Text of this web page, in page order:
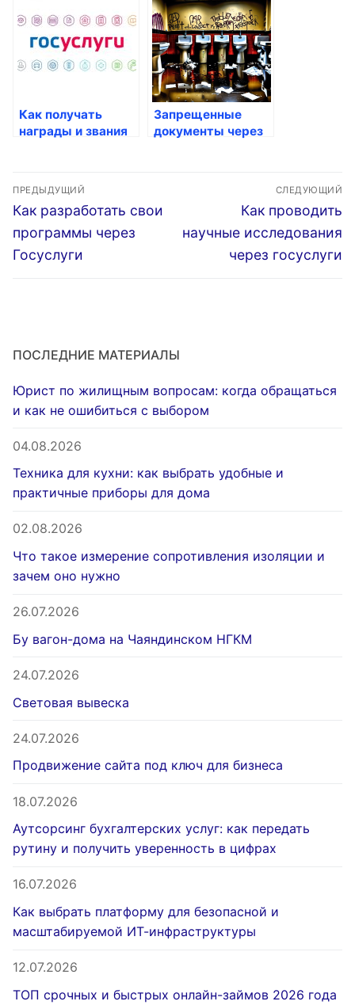
Госуслуги
Как получать
награды и звания
Запрещенные
документы через
Навигация
по
записям
ПРЕДЫДУЩИЙ
Предыдущая
запись:
Как разработать свои
программы через
Госуслуги
СЛЕДУЮЩИЙ
Следующая
запись:
Как проводить
научные исследования
через госуслуги
ПОСЛЕДНИЕ МАТЕРИАЛЫ
Юрист по жилищным вопросам: когда обращаться
и как не ошибиться с выбором
04.08.2026
Техника для кухни: как выбрать удобные и
практичные приборы для дома
02.08.2026
Что такое измерение сопротивления изоляции и
зачем оно нужно
26.07.2026
Бу вагон-дома на Чаяндинском НГКМ
24.07.2026
Световая вывеска
24.07.2026
Продвижение сайта под ключ для бизнеса
18.07.2026
Аутсорсинг бухгалтерских услуг: как передать
рутину и получить уверенность в цифрах
16.07.2026
Как выбрать платформу для безопасной и
масштабируемой ИТ-инфраструктуры
12.07.2026
ТОП срочных и быстрых онлайн-займов 2026 года